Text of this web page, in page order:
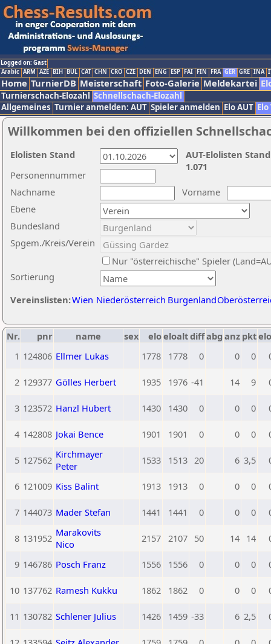
Logged on: Gast
Arabic ARM AZE BIH BUL CAT CHN CRO CZE DEN ENG ESP FAI FIN FRA GER GRE INA
Home TurnierDB Meisterschaft Foto-Galerie Meldekartei
Turnierschach-Elozahl Schnellschach-Elozahl
Allgemeines Turnier anmelden: AUT Spieler anmelden Elo AUT
Willkommen bei den offiziellen
Nachname
Vorname
Ebene
Sortierung
Personennummer
Bundesland
Spgem./Kreis/Verein
Nur "österreichische" Spieler
Vereinslisten:Wien Niederösterreich Burgenland
AUT-Elolisten
1.071
Elolisten Stand
Nr. pnr name sex eloeloaltdiffabg anz pkt
1 124806 Ellmer Lukas 1778 1778 0 0 0
2 129377 Gölles Herbert 1935 1976 -41 14 9
3 123572 Hanzl Hubert 1430 1430 0 0 0
4 142808 Jokai Bence 1901 1901 0 0 0
5 127562 Kirchmayer
Peter
1533 1513 20 6 3,5
6 121009 Kiss Balint 1913 1913 0 0 0
7 144073 Mader Stefan 1441 1441 0 0 0
8 131952 Marakovits
Nico
2157 2107 50 14 14
9 146786 Posch Franz 1556 1556 0 0 0
10 137762 Ramesh Kukku 1862 1862 0 0 0
11 130782 Schlener Julius 1426 1459 -33 6 2,5